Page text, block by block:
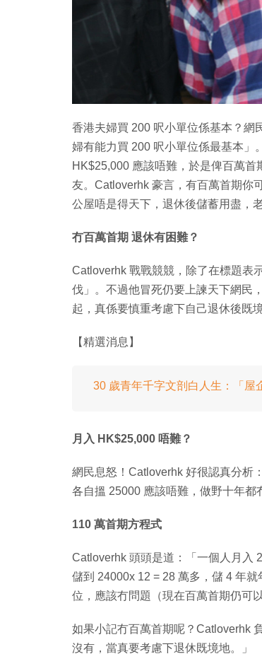
香港夫婦買 200 呎小單位係基本？網
婦有能力買 200 呎小單位係最基本」
HK$25,000 應該唔難，於是俾百萬
友。Catloverhk 豪言，有百萬首期你
公屋唔是得天下，退休後儲蓄用盡，
冇百萬首期 退休有困難？
Catloverhk 戰戰競競，除了在標題表
伐」。不過他冒死仍要上諫天下網民
起，真係要慎重考慮下自己退休後既
【精選消息】
30 歲青年千字文剖白人生：「
月入 HK$25,000 唔難？
網民息怒！Catloverhk 好很認真分析
各自搵 25000 應該唔難，做野十年都
110 萬首期方程式
Catloverhk 頭頭是道：「一個人月入
儲到 24000x 12 = 28 萬多，儲 4 年
位，應該冇問題（現在百萬首期仍可
如果小記冇百萬首期呢？Catloverhk
沒有，當真要考慮下退休既境地。」